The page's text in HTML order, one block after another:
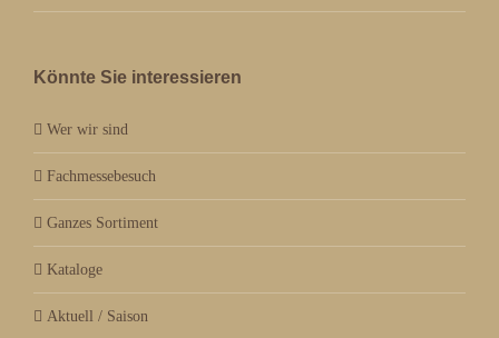
Könnte Sie interessieren
Wer wir sind
Fachmessebesuch
Ganzes Sortiment
Kataloge
Aktuell / Saison